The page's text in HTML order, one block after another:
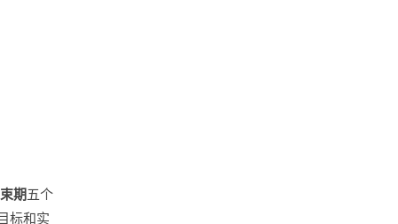
期五个
标和实